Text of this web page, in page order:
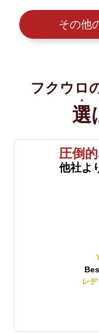
その他
フクウロ
選
圧倒的
他社よ
レ